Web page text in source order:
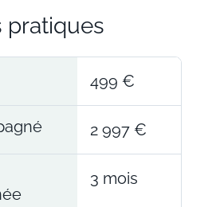
pratiques
499 €
2 997 €
3 mois